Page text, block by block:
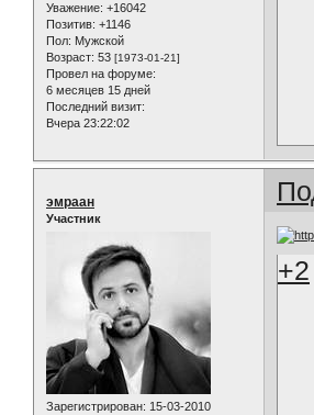
Уважение: +16042
Позитив: +1146
Пол: Мужской
Возраст: 53 [1973-01-21]
Провел на форуме:
6 месяцев 15 дней
Последний визит:
Вчера 23:22:02
эмраан
Участник
Зарегистрирован: 15-03-2010
+2